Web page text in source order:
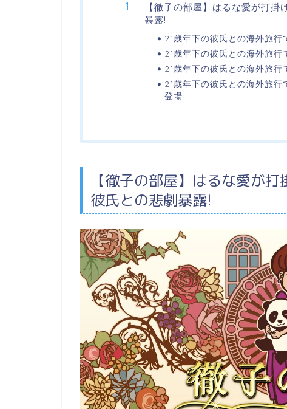
【徹子の部屋】はるな愛が打
暴露!
21歳年下の彼氏との海外旅
21歳年下の彼氏との海外旅
21歳年下の彼氏との海外旅
21歳年下の彼氏との海外旅
登場
【徹子の部屋】はるな愛が
彼氏との悲劇暴露!